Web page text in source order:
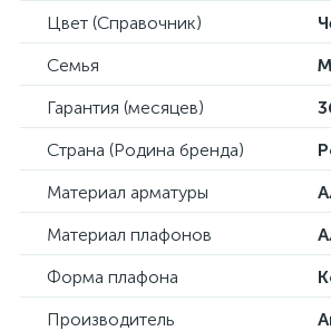
Цвет (Справочник)
Семья
Гарантия (месяцев)
Страна (Родина бренда)
Материал арматуры
Материал плафонов
Форма плафона
Производитель